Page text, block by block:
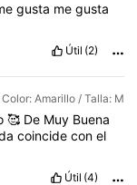
gusta me gusta
Útil (2)
Color: Amarillo / Talla: M
🥰 De Muy Buena
coincideconel
Útil (4)